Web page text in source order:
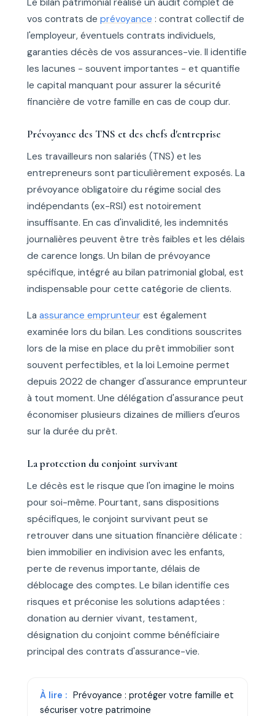
vos contrats de prévoyance : contrat collectif de
l'employeur, éventuels contrats individuels,
garanties décès de vos assurances-vie. Il identifie
les lacunes - souvent importantes - et quantifie
le capital manquant pour assurer la sécurité
financière de votre famille en cas de coup dur.
Prévoyance des TNS et des chefs d'entreprise
Les travailleurs non salariés (TNS) et les
entrepreneurs sont particulièrement exposés. La
prévoyance obligatoire du régime social des
indépendants (ex-RSI) est notoirement
insuffisante. En cas d'invalidité, les indemnités
journalières peuvent être très faibles et les délais
de carence longs. Un bilan de prévoyance
spécifique, intégré au bilan patrimonial global, est
indispensable pour cette catégorie de clients.
La assurance emprunteur est également
examinée lors du bilan. Les conditions souscrites
lors de la mise en place du prêt immobilier sont
souvent perfectibles, et la loi Lemoine permet
depuis 2022 de changer d'assurance emprunteur
à tout moment. Une délégation d'assurance peut
économiser plusieurs dizaines de milliers d'euros
sur la durée du prêt.
La protection du conjoint survivant
Le décès est le risque que l'on imagine le moins
pour soi-même. Pourtant, sans dispositions
spécifiques, le conjoint survivant peut se
retrouver dans une situation financière délicate :
bien immobilier en indivision avec les enfants,
perte de revenus importante, délais de
déblocage des comptes. Le bilan identifie ces
risques et préconise les solutions adaptées :
donation au dernier vivant, testament,
désignation du conjoint comme bénéficiaire
principal des contrats d'assurance-vie.
À lire : Prévoyance : protéger votre famille et
sécuriser votre patrimoine